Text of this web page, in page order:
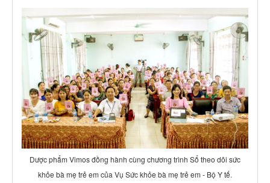
Dược phẩm Vimos đồng hành cùng chương trình Sổ theo dõi sức
khỏe bà mẹ trẻ em của Vụ Sức khỏe bà mẹ trẻ em - Bộ Y tế.